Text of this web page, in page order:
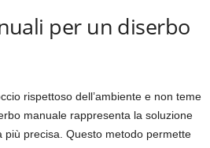
per un diserbo
rispettoso dell’ambiente e non teme
manuale rappresenta la soluzione
più precisa. Questo metodo permette